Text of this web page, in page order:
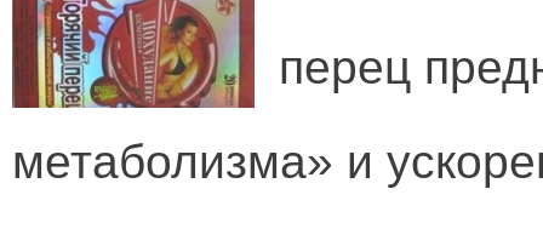
перец
метаболизма» и